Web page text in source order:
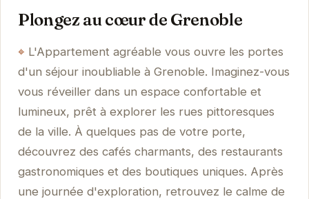
Plongez au cœur de Grenoble
L'Appartement agréable vous ouvre les portes
d'un séjour inoubliable à Grenoble. Imaginez-vous
vous réveiller dans un espace confortable et
lumineux, prêt à explorer les rues pittoresques
de la ville. À quelques pas de votre porte,
découvrez des cafés charmants, des restaurants
gastronomiques et des boutiques uniques. Après
une journée d'exploration, retrouvez le calme de